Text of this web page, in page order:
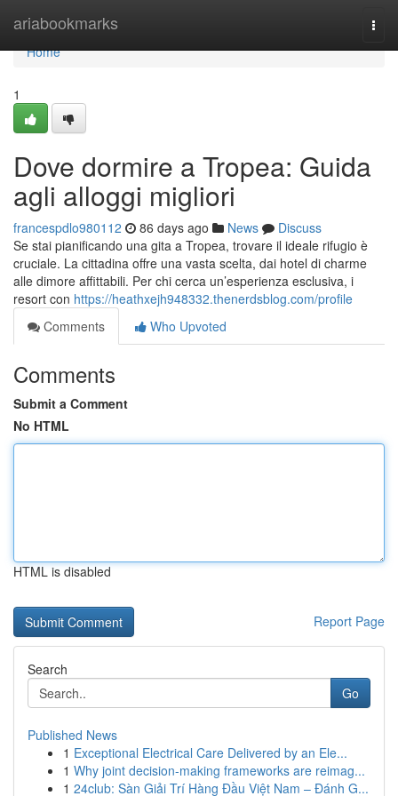
ariabookmarks
Home
Home
1
Dove dormire a Tropea: Guida
agli alloggi migliori
francespdlo980112 86 days ago News
Discuss
Se stai pianificando una gita a Tropea, trovare il ideale rifugio è
cruciale. La cittadina offre una vasta scelta, dai hotel di charme
alle dimore affittabili. Per chi cerca un’esperienza esclusiva, i
resort con https://heathxejh948332.thenerdsblog.com/profile
Comments
Who Upvoted
Comments
Submit a Comment
No HTML
HTML is disabled
Report Page
Search
Go
Published News
1 Exceptional Electrical Care Delivered by an Ele...
1 Why joint decision-making frameworks are reimag...
1 24club: Sàn Giải Trí Hàng Đầu Việt Nam – Đánh G...